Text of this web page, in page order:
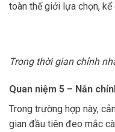
toàn thế giới lựa chọn,
Trong thời gian chỉnh
Quan niệm 5 – Nắn
Trong trường hợp này,
gian đầu tiên đeo mắc